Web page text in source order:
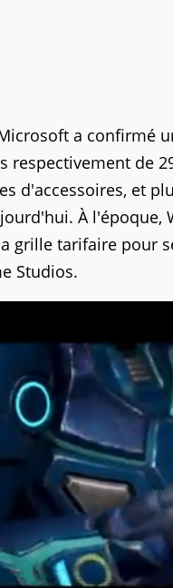
a confirmé
respectivement de
d'accessoires, et
À
grille tarifaire pour
Studios.